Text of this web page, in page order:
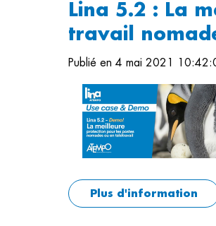
Lina 5.2 : La
travail
Publié en 4 mai 2021
Plus d'information